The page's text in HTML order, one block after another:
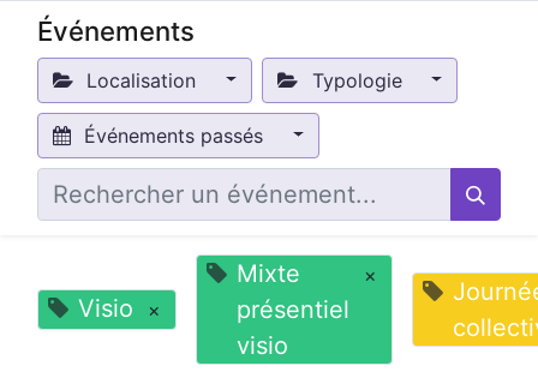
Événements
Localisation Typologie
Événements passés
Visio ×
Mixte
présentiel
visio
×